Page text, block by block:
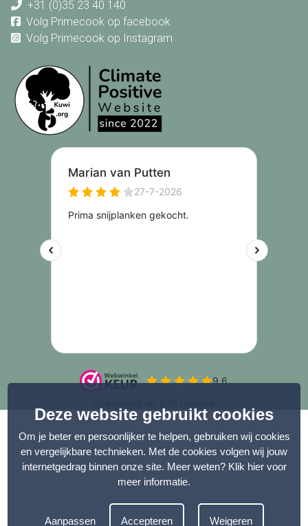
+31 (0)35 23 40 140
Volg Primecook op facebook
Volg Primecook op Instagram
Deze website gebruikt cookies
Om je beter en persoonlijker te helpen, gebruiken wij cookies
en vergelijkbare technieken. Met de cookies volgen wij jouw
internetgedrag binnen onze site. Meer weten? Klik hier voor
meer informatie.
Aanpassen Accepteren Weigeren